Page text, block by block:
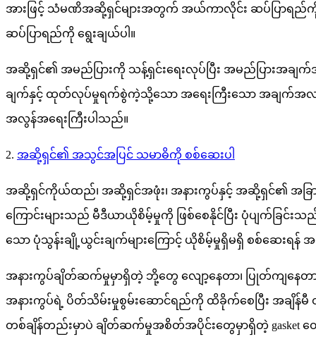
အားဖြင့် သံမဏိအဆို့ရှင်များအတွက် အယ်ကာလိုင်း ဆပ်ပြာရည်
ဆပ်ပြာရည်ကို ရွေးချယ်ပါ။
အဆို့ရှင်၏ အမည်ပြားကို သန့်ရှင်းရေးလုပ်ပြီး အမည်ပြားအခ
ချက်နှင့် ထုတ်လုပ်မှုရက်စွဲကဲ့သို့သော အရေးကြီးသော အချက်အလက်မျ
အလွန်အရေးကြီးပါသည်။
2. အဆို့ရှင်၏ အသွင်အပြင် သမာဓိကို စစ်ဆေးပါ
အဆို့ရှင်ကိုယ်ထည်၊ အဆို့ရှင်အဖုံး၊ အနားကွပ်နှင့် အဆို့ရှင်၏ အခြားအ
ကြောင်းများသည် မီဒီယာယိုစိမ့်မှုကို ဖြစ်စေနိုင်ပြီး ပုံပျက်
သော ပုံသွန်းချို့ယွင်းချက်များကြောင့် ယိုစိမ့်မှုရှိမရှိ စစ်ဆေးရ
အနားကွပ်ချိတ်ဆက်မှုမှာရှိတဲ့ ဘို့တွေ လျော့နေတာ၊ ပြုတ်ကျန
အနားကွပ်ရဲ့ ပိတ်သိမ်းမှုစွမ်းဆောင်ရည်ကို ထိခိုက်စေပြီး အချိ
တစ်ချိန်တည်းမှာပဲ ချိတ်ဆက်မှုအစိတ်အပိုင်းတွေမှာရှိတဲ့ gasket တွ